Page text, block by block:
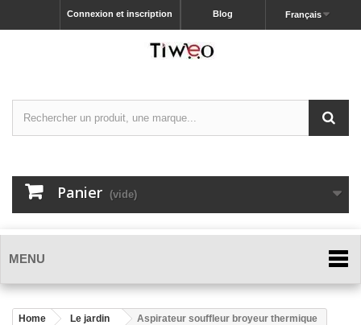
Français
Blog
Connexion et inscription
Panier (vide)
MENU
Home Le jardin Aspirateur souffleur broyeur thermique